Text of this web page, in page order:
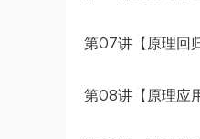
第07讲【原理回
第08讲【原理应